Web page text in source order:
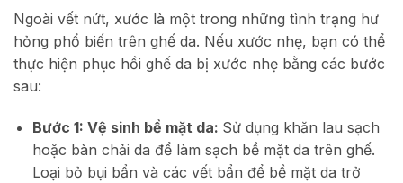
Ngoài vết nứt, xước là một trong những tình trạng hư
hỏng phổ biến trên ghế da. Nếu xước nhẹ, bạn có thể
thực hiện phục hồi ghế da bị xước nhẹ bằng các bước
sau:
Bước 1: Vệ sinh bề mặt da: Sử dụng khăn lau sạch
hoặc bàn chải da để làm sạch bề mặt da trên ghế.
Loại bỏ bụi bẩn và các vết bẩn để bề mặt da trở